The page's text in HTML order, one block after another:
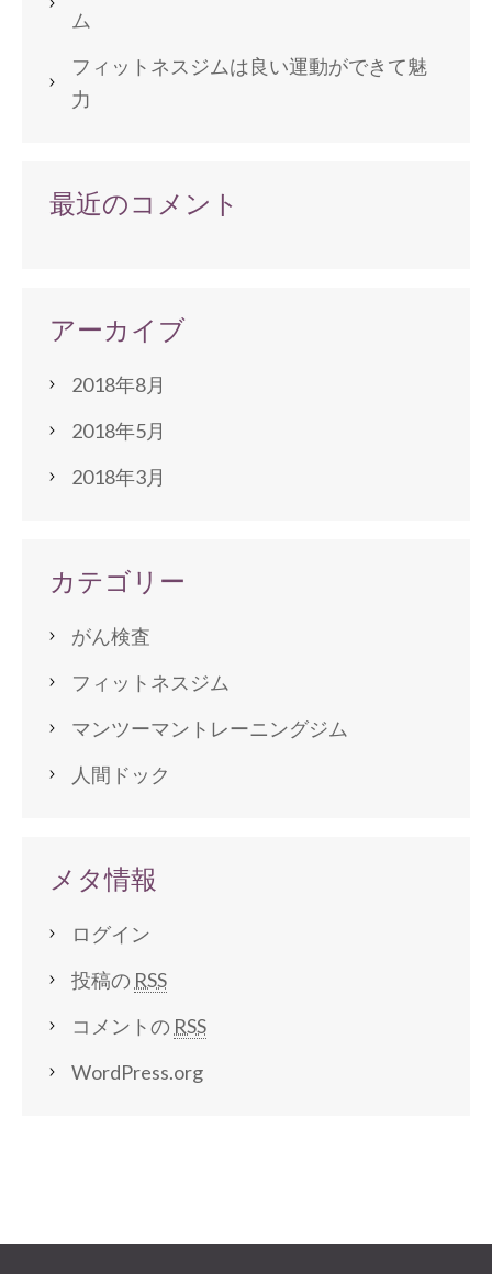
ム
フィットネスジムは良い運動ができて魅
力
最近のコメント
アーカイブ
2018年8月
2018年5月
2018年3月
カテゴリー
がん検査
フィットネスジム
マンツーマントレーニングジム
人間ドック
メタ情報
ログイン
投稿の RSS
コメントの RSS
WordPress.org